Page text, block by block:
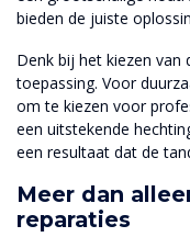
bieden de juiste
Denk bij het kiezen van
toepassing. Voor
om te kiezen voor
een uitstekende
een resultaat dat de
Meer dan
reparaties